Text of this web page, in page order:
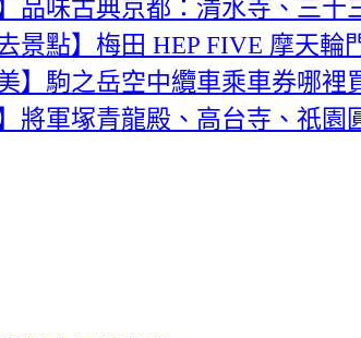
品味古典京都：清水寺、三
景點】梅田 HEP FIVE 摩天輪
】駒之岳空中纜車乘車券哪裡
將軍塚青龍殿、高台寺、祇